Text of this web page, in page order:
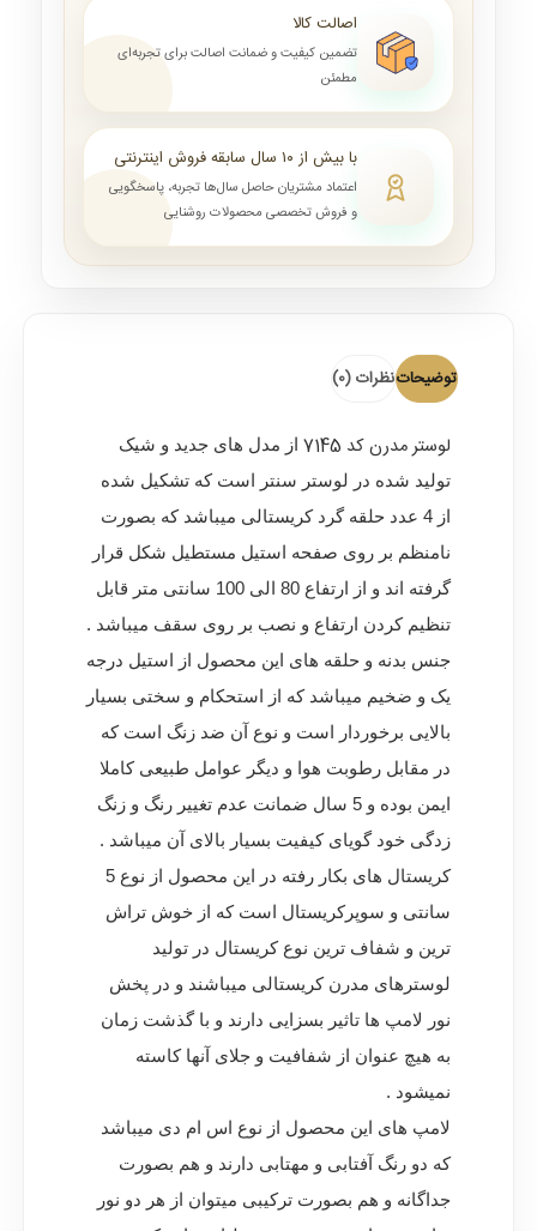
اصالت کالا
تضمین کیفیت و ضمانت اصالت برای تجربه‌ای
مطمئن
با بیش از ۱۰ سال سابقه فروش اینترنتی
اعتماد مشتریان حاصل سال‌ها تجربه، پاسخگویی
و فروش تخصصی محصولات روشنایی
توضیحاتنظرات (0)
لوستر مدرن کد 7145
از مدل های جدید و شیک
تولید شده در لوستر سنتر است که تشکیل شده
از 4 عدد حلقه گرد کریستالی میباشد که بصورت
نامنظم بر روی صفحه استیل مستطیل شکل قرار
گرفته اند و از ارتفاع 80 الی 100 سانتی متر قابل
تنظیم کردن ارتفاع و نصب بر روی سقف میباشد .
جنس بدنه و حلقه های این محصول از استیل درجه
یک و ضخیم میباشد که از استحکام و سختی بسیار
بالایی برخوردار است و نوع آن ضد زنگ است که
در مقابل رطوبت هوا و دیگر عوامل طبیعی کاملا
ایمن بوده و 5 سال ضمانت عدم تغییر رنگ و زنگ
زدگی خود گویای کیفیت بسیار بالای آن میباشد .
کریستال های بکار رفته در این محصول از نوع 5
سانتی و سوپرکریستال است که از خوش تراش
ترین و شفاف ترین نوع کریستال در تولید
لوسترهای مدرن کریستالی میباشند و در پخش
نور لامپ ها تاثیر بسزایی دارند و با گذشت زمان
به هیچ عنوان از شفافیت و جلای آنها کاسته
نمیشود .
لامپ های این محصول از نوع اس ام دی میباشد
که دو رنگ آفتابی و مهتابی دارند و هم بصورت
جداگانه و هم بصورت ترکیبی میتوان از هر دو نور